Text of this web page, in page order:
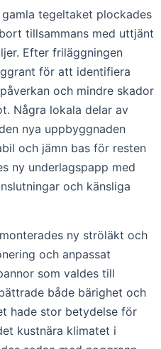
tegeltaket plockades
tillsammans med uttjänt
Efter friläggningen
för att identifiera
och mindre skador
Några lokala delar av
nya uppbyggnaden
och jämn bas för resten
ny underlagspapp med
och känsliga
ny ströläkt och
och anpassat
som valdes till
både bärighet och
hade stor betydelse för
kustnära klimatet i